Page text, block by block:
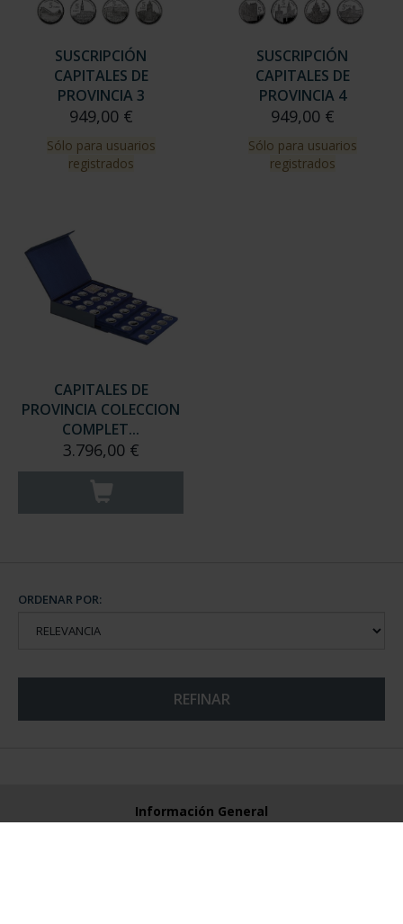
SUSCRIPCIÓN
CAPITALES DE
PROVINCIA 3
949,00 €
Sólo para usuarios
registrados
SUSCRIPCIÓN
CAPITALES DE
PROVINCIA 4
949,00 €
Sólo para usuarios
registrados
CAPITALES DE
PROVINCIA COLECCION
COMPLET...
3.796,00 €
ORDENAR POR:
REFINAR
Información General